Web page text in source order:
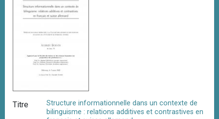
Titre
Structure informationnelle dans un contexte de
bilinguisme : relations additives et contrastives en